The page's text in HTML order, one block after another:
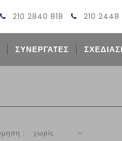
210 2840 818 210 2448
ΣΥΝΕΡΓΑΤΕΣ
: χωρίς